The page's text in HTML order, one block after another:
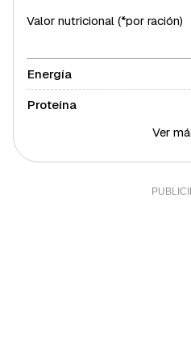
Valor nutricional (*por ración)
Energía
Proteína
Azúcares
Ver